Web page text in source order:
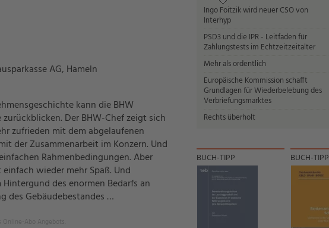
AG, Hameln
kann die BHW
Der BHW-Chef zeigt sich
zufrieden mit dem abgelaufenen
der Zusammenarbeit im Konzern. Und
Rahmenbedingungen. Aber
wieder mehr Spaß. Und
des enormen Bedarfs an
des Gebäudebestandes …
Abo Angebots.
Ingo Foitzik wird neuer CSO von
Interhyp
PSD3 und die IPR - Leitfaden für
Zahlungstests im Echtzeitzeitalter
Mehr als ordentlich
Europäische Kommission schafft
Grundlagen für Wiederbelebung des
Verbriefungsmarktes
Rechts überholt
BUCH-TIPP BUCH-TIPP